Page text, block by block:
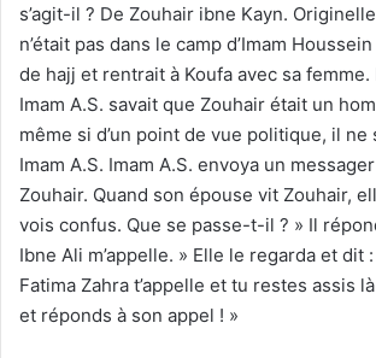
s’agit-il ? De Zouhair ibne Kayn.
n’était pas dans le camp d’Imam
de hajj et rentrait à Koufa avec sa
Imam A.S. savait que Zouhair était un
même si d’un point de vue politique, il ne
Imam A.S. Imam A.S. envoya un
Zouhair. Quand son épouse vit Zouhair,
vois confus. Que se passe-t-il ? » Il
Ibne Ali m’appelle. » Elle le regarda et dit
Fatima Zahra t’appelle et tu restes assis
et réponds à son appel ! »